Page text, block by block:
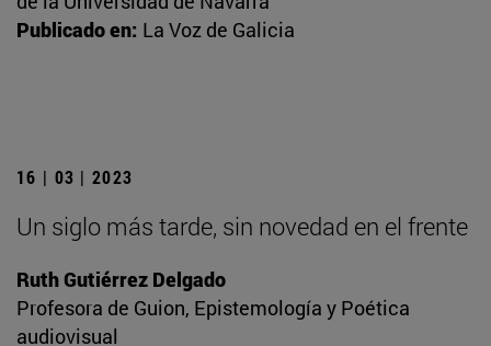
Publicado en: La Voz de Galicia
16 | 03 | 2023
Un siglo más tarde, sin novedad en el frente
Ruth Gutiérrez Delgado
Profesora de Guion, Epistemología y Poética
audiovisual